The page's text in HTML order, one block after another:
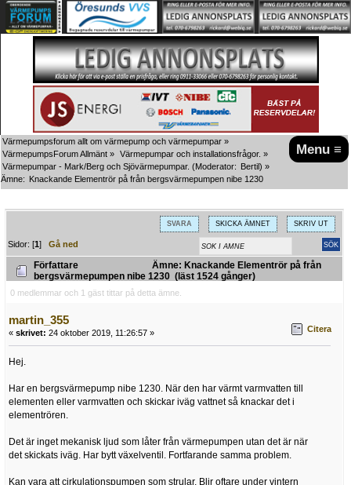
Menu ≡
Värmepumpsforum allt om värmepump och värmepumpar »
VärmepumpsForum Allmänt » Värmepumpar och installationsfrågor. »
Värmepumpar - Mark/Berg och Sjövärmepumpar. (Moderator: Bertil) »
Ämne: Knackande Elementrör på från bergsvärmepumpen nibe 1230
SVARA SKICKA ÄMNET SKRIV UT
Sidor: [1]Gå ned
Författare
Ämne: Knackande Elementrör på från
bergsvärmepumpen nibe 1230 (läst 1524 gånger)
0 medlemmar och 1 gäst tittar på detta ämne.
martin_355
« skrivet: 24 oktober 2019, 11:26:57 » Citera
Hej.
Har en bergsvärmepump nibe 1230. När den har värmt varmvatten till
elementen eller varmvatten och skickar iväg vattnet så knackar det i
elementrören.
Det är inget mekanisk ljud som låter från värmepumpen utan det är när
det skickats iväg. Har bytt växelventil. Fortfarande samma problem.
Kan vara att cirkulationspumpen som strular. Blir oftare under vintern